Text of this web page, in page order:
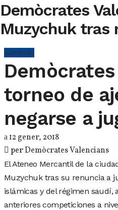
Demòcrates
Muzychuk tras
General
torneo de
negarse a
12 gener, 2018
perDemòcrates Valencians
El Ateneo Mercantil de la
Muzychuk tras su renuncia a
islámicas y del régimen saudí,
anteriores competiciones a